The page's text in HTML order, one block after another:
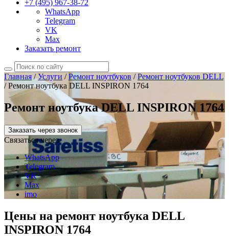
+7 (495) 967-38-72
WhatsApp
Telegram
VK
Max
Заказать ремонт
Главная/Услуги /Ремонт ноутбуков /Ремонт ноутбуков DELL
/Ремонт ноутбука DELL INSPIRON 1764
Ремонт ноутбука DELL INSPIRON 1764
Заказать через звонок
Связаться через
WhatsApp
Telegram
VK
Max
imo
Цены на ремонт ноутбука DELL
INSPIRON 1764